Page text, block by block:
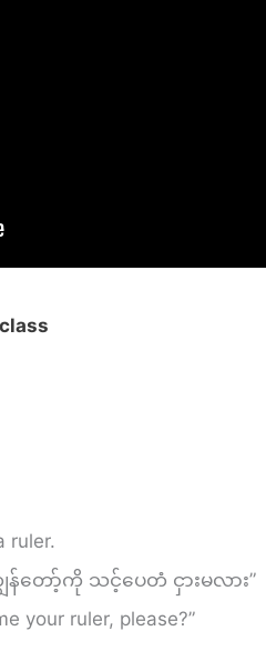
ruler.
ကျွန်တော့်ကို သင့်ပေတံ ငှားမလား”
your ruler, please?”